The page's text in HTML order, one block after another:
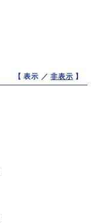
【 表示 ／非表示 】